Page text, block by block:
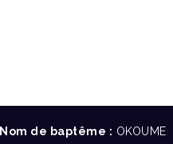
Nom de baptême : OKOUME